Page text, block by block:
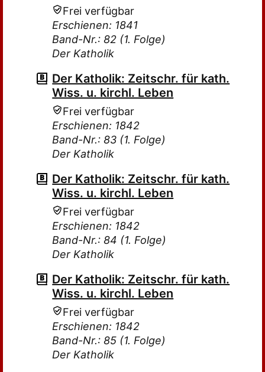
Frei verfügbar
Erschienen: 1841
Band-Nr.: 82 (1. Folge)
Der Katholik
Der Katholik: Zeitschr. für kath.
Wiss. u. kirchl. Leben
Frei verfügbar
Erschienen: 1842
Band-Nr.: 83 (1. Folge)
Der Katholik
Der Katholik: Zeitschr. für kath.
Wiss. u. kirchl. Leben
Frei verfügbar
Erschienen: 1842
Band-Nr.: 84 (1. Folge)
Der Katholik
Der Katholik: Zeitschr. für kath.
Wiss. u. kirchl. Leben
Frei verfügbar
Erschienen: 1842
Band-Nr.: 85 (1. Folge)
Der Katholik